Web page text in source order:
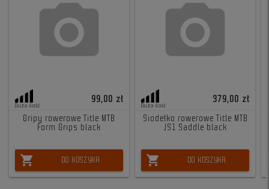
Duża ilość
99,00 zł
Gripy rowerowe Title MTB
Form Grips black
shopping_cart DO KOSZYKA
Duża ilość
379,00 zł
Siodełko rowerowe Title MTB
JS1 Saddle black
shopping_cart DO KOSZYKA